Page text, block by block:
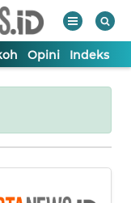
Opini Indeks